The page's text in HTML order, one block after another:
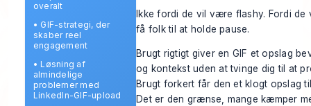
overalt
• GIF-strategi, der
skaber reel
engagement
• Løsning af
almindelige
problemer med
LinkedIn-GIF-upload
Ikke fordi de vil være flashy. Fordi de
få folk til at holde pause.
Brugt rigtigt giver en GIF et opslag
og kontekst uden at tvinge dig til at
Brugt forkert får den et klogt opslag
Det er den grænse, mange kæmper